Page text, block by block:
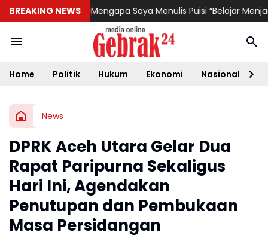
BREAKING NEWS
Jayapura Mengapa Saya Menulis Puisi “Belajar Menjadi Batu"
Home Politik Hukum Ekonomi Nasional
News
DPRK Aceh Utara Gelar Dua
Rapat Paripurna Sekaligus
Hari Ini, Agendakan
Penutupan dan Pembukaan
Masa Persidangan